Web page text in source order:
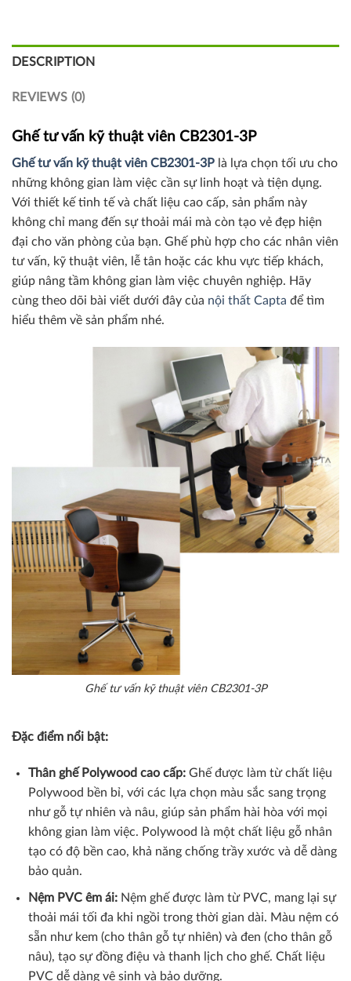
DESCRIPTION
REVIEWS (0)
Ghế tư vấn kỹ thuật viên CB2301-3P
Ghế tư vấn kỹ thuật viên CB2301-3P là lựa chọn tối ưu cho
những không gian làm việc cần sự linh hoạt và tiện dụng.
Với thiết kế tinh tế và chất liệu cao cấp, sản phẩm này
không chỉ mang đến sự thoải mái mà còn tạo vẻ đẹp hiện
đại cho văn phòng của bạn. Ghế phù hợp cho các nhân viên
tư vấn, kỹ thuật viên, lễ tân hoặc các khu vực tiếp khách,
giúp nâng tầm không gian làm việc chuyên nghiệp. Hãy
cùng theo dõi bài viết dưới đây của nội thất Capta để tìm
hiểu thêm về sản phẩm nhé.
Ghế tư vấn kỹ thuật viên CB2301-3P
Đặc điểm nổi bật:
Thân ghế Polywood cao cấp:Ghế được làm từ chất liệu
Polywood bền bỉ, với các lựa chọn màu sắc sang trọng
như gỗ tự nhiên và nâu, giúp sản phẩm hài hòa với mọi
không gian làm việc. Polywood là một chất liệu gỗ nhân
tạo có độ bền cao, khả năng chống trầy xước và dễ dàng
bảo quản.
Nệm PVC êm ái:Nệm ghế được làm từ PVC, mang lại sự
thoải mái tối đa khi ngồi trong thời gian dài. Màu nệm có
sẵn như kem (cho thân gỗ tự nhiên) và đen (cho thân gỗ
nâu), tạo sự đồng điệu và thanh lịch cho ghế. Chất liệu
PVC dễ dàng vệ sinh và bảo dưỡng.